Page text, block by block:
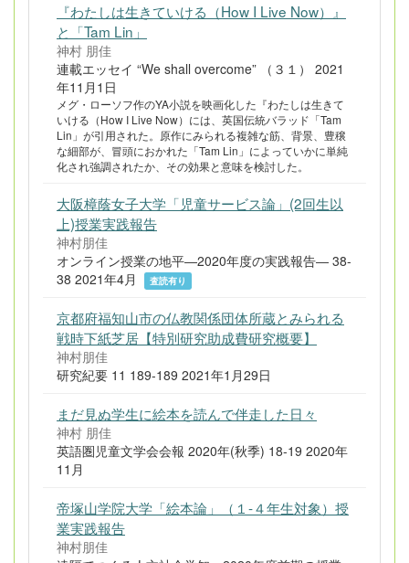
『わたしは生きていける（How I Live Now）』
と「Tam Lin」
神村 朋佳
連載エッセイ “We shall overcome” （３１） 2021
年11月1日
メグ・ローソフ作のYA小説を映画化した『わたしは生きて
いける（How I Live Now）には、英国伝統バラッド「Tam
Lin」が引用された。原作にみられる複雑な筋、背景、豊穣
な細部が、冒頭におかれた「Tam Lin」によっていかに単純
化され強調されたか、その効果と意味を検討した。
大阪樟蔭女子大学「児童サービス論」(2回生以
上)授業実践報告
神村朋佳
オンライン授業の地平―2020年度の実践報告― 38-
38 2021年4月
査読有り
京都府福知山市の仏教関係団体所蔵とみられる
戦時下紙芝居【特別研究助成費研究概要】
神村朋佳
研究紀要 11 189-189 2021年1月29日
まだ見ぬ学生に絵本を読んで伴走した日々
神村 朋佳
英語圏児童文学会会報 2020年(秋季) 18-19 2020年
11月
帝塚山学院大学「絵本論」（１-４年生対象）授
業実践報告
神村朋佳